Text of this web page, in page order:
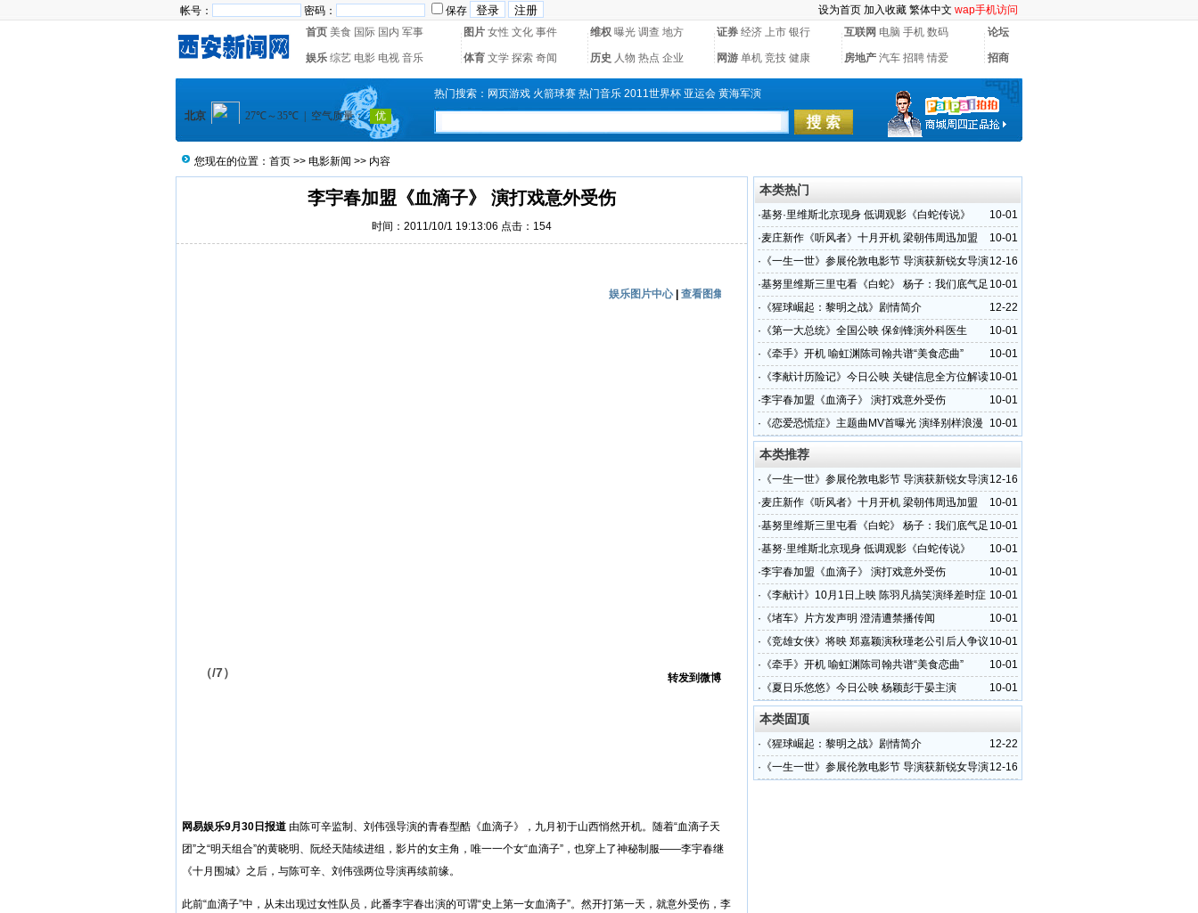
帐号： 密码： 保存 设为首页 加入收藏 繁体中文 wap手机访问
首页 美食 国际 国内 军事 图片 女性 文化 事件 维权 曝光 调查 地方 证券 经济 上市 银行 互联网 电脑 手机 数码 论坛
娱乐 综艺 电影 电视 音乐 体育 文学 探索 奇闻 历史 人物 热点 企业 网游 单机 竞技 健康 房地产 汽车 招聘 情爱 招商
热门搜索： 网页游戏 火箭球赛 热门音乐 2011世界杯 亚运会 黄海军演
您现在的位置： 首页 >> 电影新闻 >> 内容
李宇春加盟《血滴子》 演打戏意外受伤
时间：2011/10/1 19:13:06 点击： 154
娱乐图片中心|查看图集
（/7） 转发到微博
网易娱乐9月30日报道 由陈可辛监制、 刘伟强导演的青春型酷《血滴子》，九月初于山西悄然开机。随着“血滴子天
团”之“明天组合”的黄晓明 、 阮经天陆续进组，影片的女主角，唯一一个女“血滴子”，也穿上了神秘制服——李宇春继
《十月围城》之后，与陈可辛、刘伟强两位导演再续前缘。
此前“血滴子”中，从未出现过女性队员，此番李宇春出演的可谓“史上第一女血滴子”。然开打第一天，就意外受伤，李
本类热门
10-01
·基努·里维斯北京现身 低调观影《白蛇传说》
10-01
·麦庄新作《听风者》十月开机 梁朝伟周迅加盟
12-16
· 《一生一世》参展伦敦电影节 导演获新锐女导演
奖
10-01
·基努里维斯三里屯看《白蛇》 杨子：我们底气足
12-22
· 《猩球崛起：黎明之战》剧情简介
10-01
· 《第一大总统》全国公映 保剑锋演外科医生
10-01
· 《牵手》开机 喻虹渊陈司翰共谱“美食恋曲”
10-01
· 《李献计历险记》今日公映 关键信息全方位解读
10-01
·李宇春加盟《血滴子》 演打戏意外受伤
10-01
· 《恋爱恐慌症》主题曲MV首曝光 演绎别样浪漫
本类推荐
12-16
· 《一生一世》参展伦敦电影节 导演获新锐女导演
奖
10-01
·麦庄新作《听风者》十月开机 梁朝伟周迅加盟
10-01
·基努里维斯三里屯看《白蛇》 杨子：我们底气足
10-01
·基努·里维斯北京现身 低调观影《白蛇传说》
10-01
·李宇春加盟《血滴子》 演打戏意外受伤
10-01
· 《李献计》10月1日上映 陈羽凡搞笑演绎差时症
10-01
· 《堵车》片方发声明 澄清遭禁播传闻
10-01
· 《竞雄女侠》将映 郑嘉颖演秋瑾老公引后人争议
10-01
· 《牵手》开机 喻虹渊陈司翰共谱“美食恋曲”
10-01
· 《夏日乐悠悠》今日公映 杨颖彭于晏主演
本类固顶
12-22
· 《猩球崛起：黎明之战》剧情简介
12-16
· 《一生一世》参展伦敦电影节 导演获新锐女导演